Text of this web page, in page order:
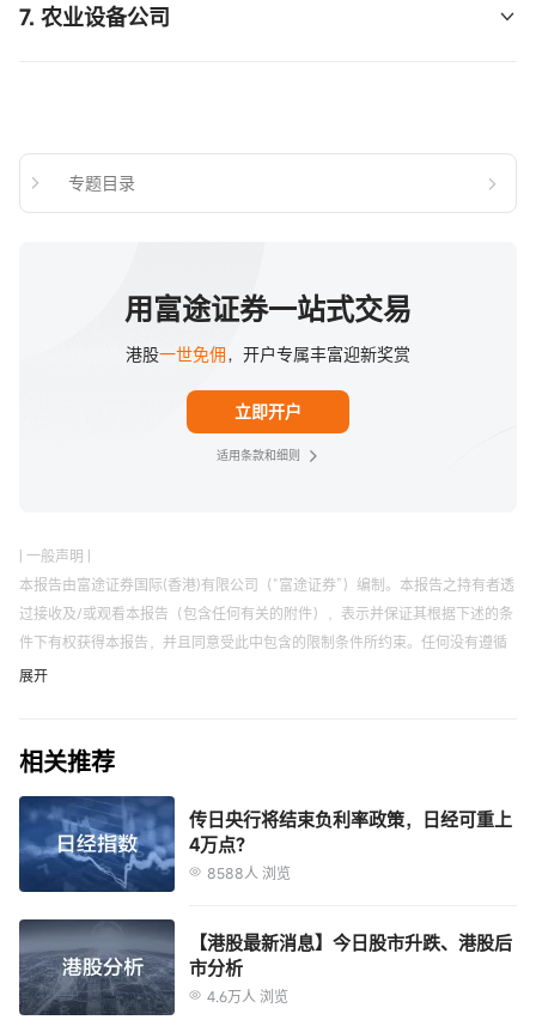
国内制造业-半导体。
7. 农业设备公司
受益公司: 农业设备制造商。
专题目录
用富途证券一站式交易
港股一世免佣，开户专属丰富迎新奖赏
立即开户
适用条款和细则
| 一般声明 |
本报告由富途证券国际(香港)有限公司（“富途证券”）编制。本报告之持有者透
过接收及/或观看本报告（包含任何有关的附件），表示并保证其根据下述的条
件下有权获得本报告，并且同意受此中包含的限制条件所约束。任何没有遵循
这些限制的情况可能构成违反有关法律。
用途。富途证券对因使用本报告中包含的材料而导致的任何直接或间接损失概
本报告内的资料来自富途证券在报告发行时相信为正确及可靠的来源，惟本报
告并非旨在包含投资者所需要的所有信息，并可能受送递延误，阻碍或拦截等
因素所影响。富途证券不明示或暗示地保证或表示任何该等资料或意见的足够
“富途集团”）均不会就由于任何第三方在依赖本报告的内容时所作的行为而导
致的任何类型的损失（包括但不限于任何直接的，间接的，随之而发生的损
失）而负上任何责任。
本报告之观点、推荐、建议和意见均不一定反映富途证券或其关连公司的立
场，亦可在没有提供通知的情况下随时更改，富途证券亦无责任提供任何有关
资料或意见之更新。
本报告只为一般性提供数据之性质，旨在供富途证券之客户作一般阅览之用，
展开
相关推荐
传日央行将结束负利率政策，日经可重上
4万点?
8588人 浏览
【港股最新消息】今日股市升跌、港股后
市分析
4.6万人 浏览